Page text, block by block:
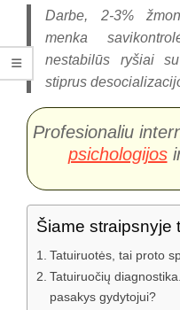
Darbe, 2-3%
menka
nestabilūs ryšiai
stiprus
Profesionaliu
psichologijos
Šiame straipsnyje
Tatuiruotės, tai proto
Tatuiruočių
pasakys gydytojui?